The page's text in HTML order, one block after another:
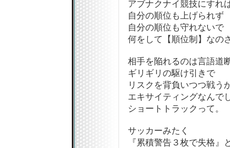
アブナクナイ競技にすれ
自分の順位も上げられず
自分の順位も守れないで
何をして【順位制】なの
相手を陥れるのは言語道
ギリギリの駆け引きで
リスクを背負いつつ戦う
エキサイティングなんで
ショートトラックって。
サッカーみたく
『累積警告３枚で失格』